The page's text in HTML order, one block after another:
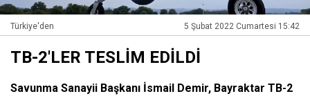
Türkiye'den 5 Şubat 2022 Cumartesi 15:42
TB-2'LER TESLİM EDİLDİ
Savunma Sanayii Başkanı İsmail Demir, Bayraktar TB-2